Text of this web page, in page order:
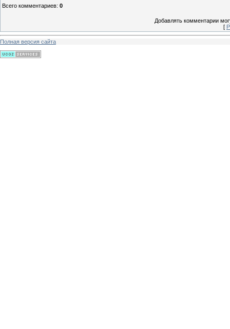
Всего комментариев: 0
Добавлять комментарии
[
Полная версия сайта